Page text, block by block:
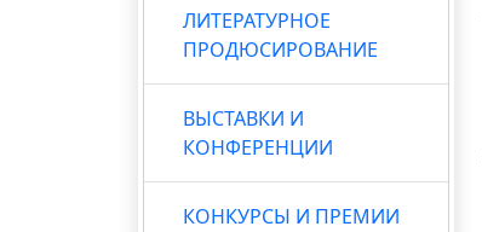
ЛИТЕРАТУРНОЕ
ПРОДЮСИРОВАНИЕ
ВЫСТАВКИ И
КОНФЕРЕНЦИИ
КОНКУРСЫ И ПРЕМИИ